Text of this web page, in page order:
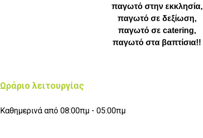
παγωτό στην εκκλησία,
παγωτό σε δεξίωση,
παγωτό σε catering,
παγωτό στα βαπτίσια!!
Ωράριο λειτουργίας
Καθημερινά από 08:00πμ - 05:00πμ